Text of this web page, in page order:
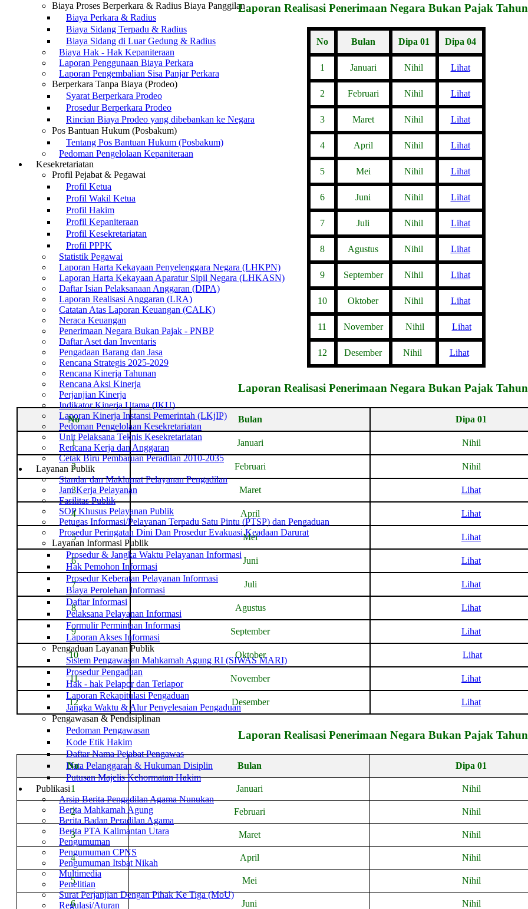
Biaya Proses Berperkara & Radius Biaya Panggilan
Biaya Perkara & Radius
Biaya Sidang Terpadu & Radius
Biaya Sidang di Luar Gedung & Radius
Biaya Hak - Hak Kepaniteraan
Laporan Penggunaan Biaya Perkara
Laporan Pengembalian Sisa Panjar Perkara
Berperkara Tanpa Biaya (Prodeo)
Syarat Berperkara Prodeo
Prosedur Berperkara Prodeo
Rincian Biaya Prodeo yang dibebankan ke Negara
Pos Bantuan Hukum (Posbakum)
Tentang Pos Bantuan Hukum (Posbakum)
Pedoman Pengelolaan Kepaniteraan
Kesekretariatan
Profil Pejabat & Pegawai
Profil Ketua
Profil Wakil Ketua
Profil Hakim
Profil Kepaniteraan
Profil Kesekretariatan
Profil PPPK
Statistik Pegawai
Laporan Harta Kekayaan Penyelenggara Negara (LHKPN)
Laporan Harta Kekayaan Aparatur Sipil Negara (LHKASN)
Daftar Isian Pelaksanaan Anggaran (DIPA)
Laporan Realisasi Anggaran (LRA)
Catatan Atas Laporan Keuangan (CALK)
Neraca Keuangan
Penerimaan Negara Bukan Pajak - PNBP
Daftar Aset dan Inventaris
Pengadaan Barang dan Jasa
Rencana Strategis 2025-2029
Rencana Kinerja Tahunan
Rencana Aksi Kinerja
Perjanjian Kinerja
Indikator Kinerja Utama (IKU)
Laporan Kinerja Instansi Pemerintah (LKjIP)
Pedoman Pengelolaan Kesekretariatan
Unit Pelaksana Teknis Kesekretariatan
Rencana Kerja dan Anggaran
Cetak Biru Pembaruan Peradilan 2010-2035
Layanan Publik
Standar dan Maklumat Pelayanan Pengadilan
Jam Kerja Pelayanan
Fasilitas Publik
SOP Khusus Pelayanan Publik
Petugas Informasi/Pelayanan Terpadu Satu Pintu (PTSP) dan Pengaduan
Prosedur Peringatan Dini Dan Prosedur Evakuasi Keadaan Darurat
Layanan Informasi Publik
Prosedur & Jangka Waktu Pelayanan Informasi
Hak Pemohon Informasi
Prosedur Keberatan Pelayanan Informasi
Biaya Perolehan Informasi
Daftar Informasi
Pelaksana Pelayanan Informasi
Formulir Permintaan Informasi
Laporan Akses Informasi
Pengaduan Layanan Publik
Sistem Pengawasan Mahkamah Agung RI (SIWAS MARI)
Prosedur Pengaduan
Hak - hak Pelapor dan Terlapor
Laporan Rekapitulasi Pengaduan
Jangka Waktu & Alur Penyelesaian Pengaduan
Pengawasan & Pendisiplinan
Pedoman Pengawasan
Kode Etik Hakim
Daftar Nama Pejabat Pengawas
Data Pelanggaran & Hukuman Disiplin
Putusan Majelis Kehormatan Hakim
Publikasi
Arsip Berita Pengadilan Agama Nunukan
Berita Mahkamah Agung
Berita Badan Peradilan Agama
Berita PTA Kalimantan Utara
Pengumuman
Pengumuman CPNS
Pengumuman Itsbat Nikah
Multimedia
Penelitian
Surat Perjanjian Dengan Pihak Ke Tiga (MoU)
Regulasi/Aturan
Laporan Realisasi Penerimaan Negara Bukan Pajak
No Bulan Dipa 01 Dipa 04
1 Januari Nihil Lihat
2 Februari Nihil Lihat
3 Maret Nihil Lihat
4 April Nihil Lihat
5 Mei Nihil Lihat
6 Juni Nihil Lihat
7 Juli Nihil Lihat
8 Agustus Nihil Lihat
9 September Nihil Lihat
10 Oktober Nihil Lihat
11 November Nihil Lihat
12 Desember Nihil Lihat
Laporan Realisasi Penerimaan Negara Bukan Pajak
No Bulan Dipa 01
1 Januari Nihil
2 Februari Nihil
3 Maret Lihat
4 April Lihat
5 Mei Lihat
6 Juni Lihat
7 Juli Lihat
8 Agustus Lihat
9 September Lihat
10 Oktober Lihat
11 November Lihat
12 Desember Lihat
Laporan Realisasi Penerimaan Negara Bukan Pajak
No Bulan Dipa 01
1 Januari Nihil
2 Februari Nihil
3 Maret Nihil
4 April Nihil
5 Mei Nihil
6 Juni Nihil